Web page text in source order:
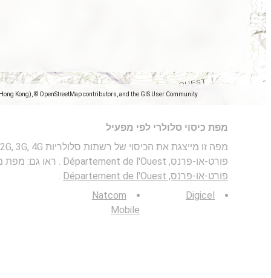
Kong), © OpenStreetMap contributors, and the GIS User Community
מפת כיסוי סלולרי לפי מפעיל
פורט-או-פרנס, Département de l'Ouest . ראו גם: מפת מהירות בנייד ב-
פורט-או-פרנס, Département de l'Ouest
.
Digicel
Natcom
Mobile